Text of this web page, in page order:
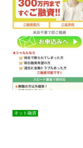
ネット融資